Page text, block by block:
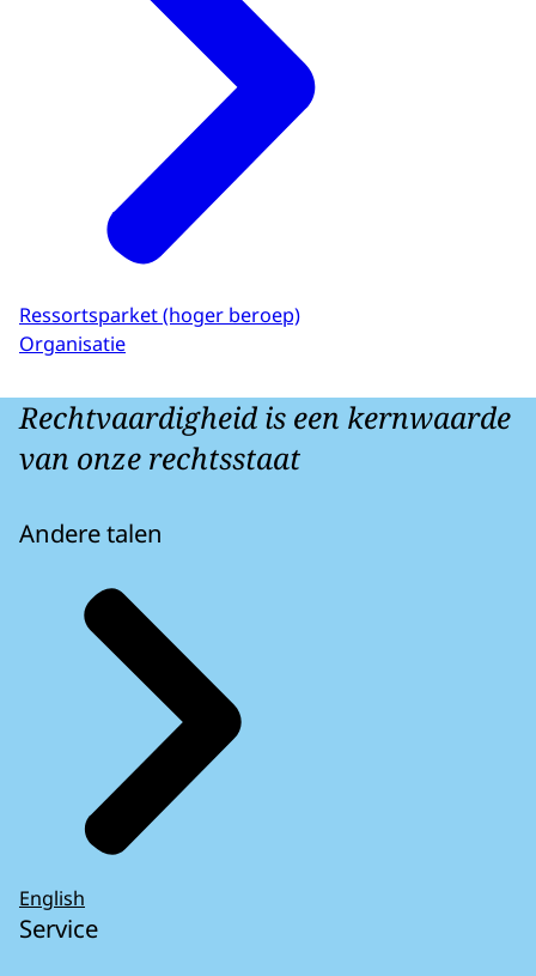
Ressortsparket (hoger beroep)
Organisatie
Rechtvaardigheid is een kernwaarde
van onze rechtsstaat
Andere talen
English
Service